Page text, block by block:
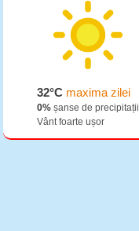
32°C maxima zilei
0% șanse de precipitații
Vânt foarte ușor